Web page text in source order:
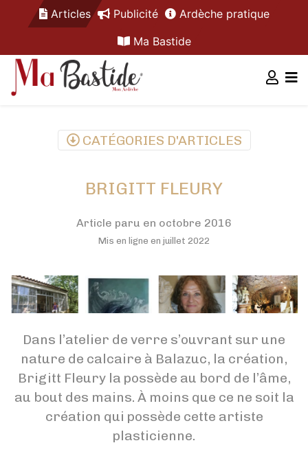
Articles Publicité
Ardèche pratique
Ma Bastide
CATÉGORIES D'ARTICLES
BRIGITT FLEURY
Article paru en octobre 2016
Mis en ligne en juillet 2022
Dans l’atelier de verre s’ouvrant sur une
nature de calcaire à Balazuc, la création,
Brigitt Fleury la possède au bord de l’âme,
au bout des mains. À moins que ce ne soit la
création qui possède cette artiste
plasticienne.